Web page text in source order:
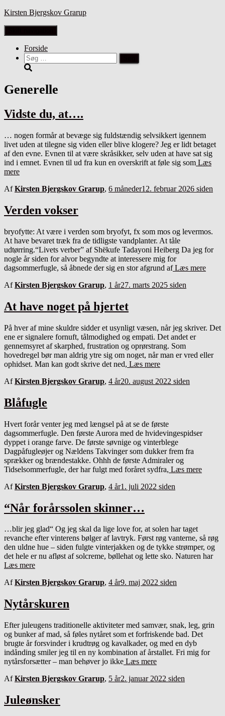
Kirsten Bjergskov Grarup
Forside
Søg
efter:
Generelle
Vidste du, at….
… nogen formår at bevæge sig fuldstændig selvsikkert igennem
livet uden at tilegne sig viden eller blive klogere? Jeg er lidt betaget
af den evne. Evnen til at være skråsikker, selv uden at have sat sig
ind i emnet. Evnen til ud fra kun en overskrift at føle sig som Læs
mere
AfKirsten Bjergskov Grarup, 6 måneder12. februar 2026 siden
Verden vokser
bryofytte: At være i verden som bryofyt, fx som mos og levermos.
At have bevaret træk fra de tidligste vandplanter. At tåle
udtørring.“Livets verber” af Shëkufe Tadayoni Heiberg Da jeg for
nogle år siden for alvor begyndte at interessere mig for
dagsommerfugle, så åbnede der sig en stor afgrund afLæs mere
AfKirsten Bjergskov Grarup, 1 år27. marts 2025 siden
At have noget på hjertet
På hver af mine skuldre sidder et usynligt væsen, når jeg skriver. Det
ene er signalere fornuft, tålmodighed og empati. Det andet er
gennemsyret af skarphed, frustration og oprørstrang. Som
hovedregel bør man aldrig ytre sig om noget, når man er vred eller
ophidset. Man kan godt skrive det ned, Læs mere
AfKirsten Bjergskov Grarup, 4 år20. august 2022 siden
Blåfugle
Hvert forår venter jeg med længsel på at se de første
dagsommerfugle. Den første Aurora med de hvidevingespidser
dyppet i orange farve. De første søvnige og vinterblege
Dagpåfugleøjer og Nældens Takvinger som dukker frem fra
sprækker og brændestakke. Ohhh de første Admiraler og
Tidselsommerfugle, der har fulgt med foråret sydfra, Læs mere
AfKirsten Bjergskov Grarup, 4 år1. juli 2022 siden
“Når forårssolen skinner…
…blir jeg glad“ Og jeg skal da lige love for, at solen har taget
revanche efter vinterens bølger af lavtryk. Først røg vanterne, så røg
den uldne hue – siden fulgte vinterjakken og de tykke strømper, og
det hele er nu afløst af solcreme, bøllehat og lette sko. Naturen har
Læs mere
AfKirsten Bjergskov Grarup, 4 år9. maj 2022 siden
Nytårskuren
Efter juleugens traditionelle aktiviteter med samvær, snak, leg, grin
og bunker af mad, så føles nytåret som et forfriskende bad. Det
brugte år forsvinder i krudtrøg og kavalkader, og med en dyb
indånding smiler jeg til en ny kombination af årstallet. Fri mig for
nytårsforsætter – man behøver jo ikke Læs mere
AfKirsten Bjergskov Grarup, 5 år2. januar 2022 siden
Juleønsker